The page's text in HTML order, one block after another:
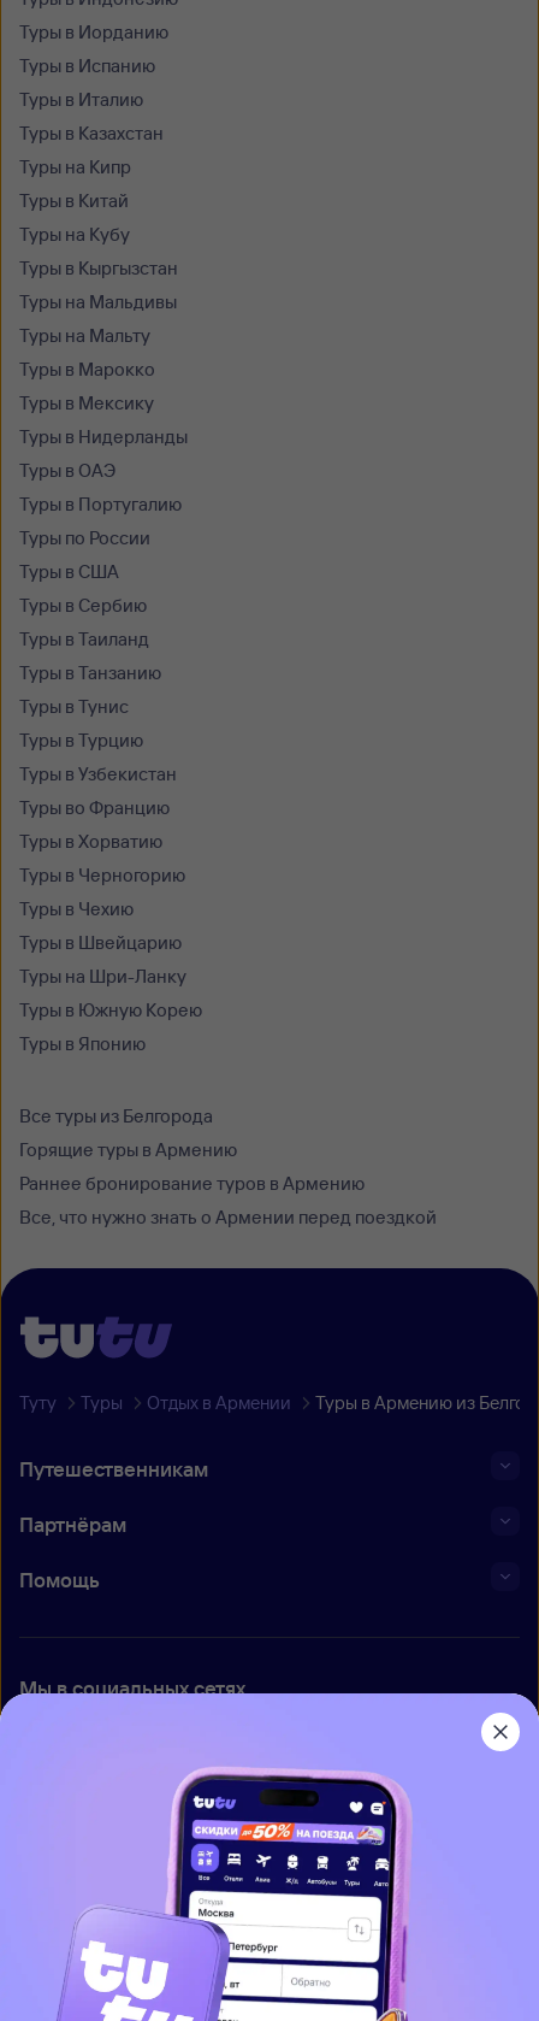
Туры в Иорданию
Туры в Испанию
Туры в Италию
Туры в Казахстан
Туры на Кипр
Туры в Китай
Туры на Кубу
Туры в Кыргызстан
Туры на Мальдивы
Туры на Мальту
Туры в Марокко
Туры в Мексику
Туры в Нидерланды
Туры в ОАЭ
Туры в Португалию
Туры по России
Туры в США
Туры в Сербию
Туры в Таиланд
Туры в Танзанию
Туры в Тунис
Туры в Турцию
Туры в Узбекистан
Туры во Францию
Туры в Хорватию
Туры в Черногорию
Туры в Чехию
Туры в Швейцарию
Туры на Шри-Ланку
Туры в Южную Корею
Туры в Японию
Все туры из Белгорода
Горящие туры в Армению
Раннее бронирование туров в Армению
Все, что нужно знать о Армении перед поездкой
Туту Туры Отдых в Армении Туры в Армению из
Путешественникам
Партнёрам
Помощь
Мы в социальных сетях
Приложение Туту
Вакансии
Контакты